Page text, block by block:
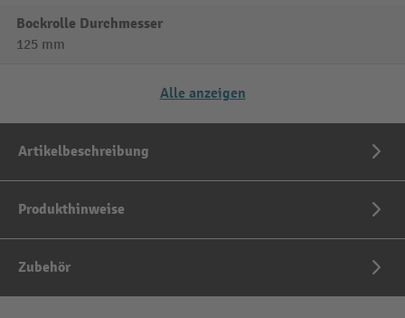
Bockrolle Durchmesser
125 mm
Alle anzeigen
Artikelbeschreibung
Produkthinweise
Zubehör